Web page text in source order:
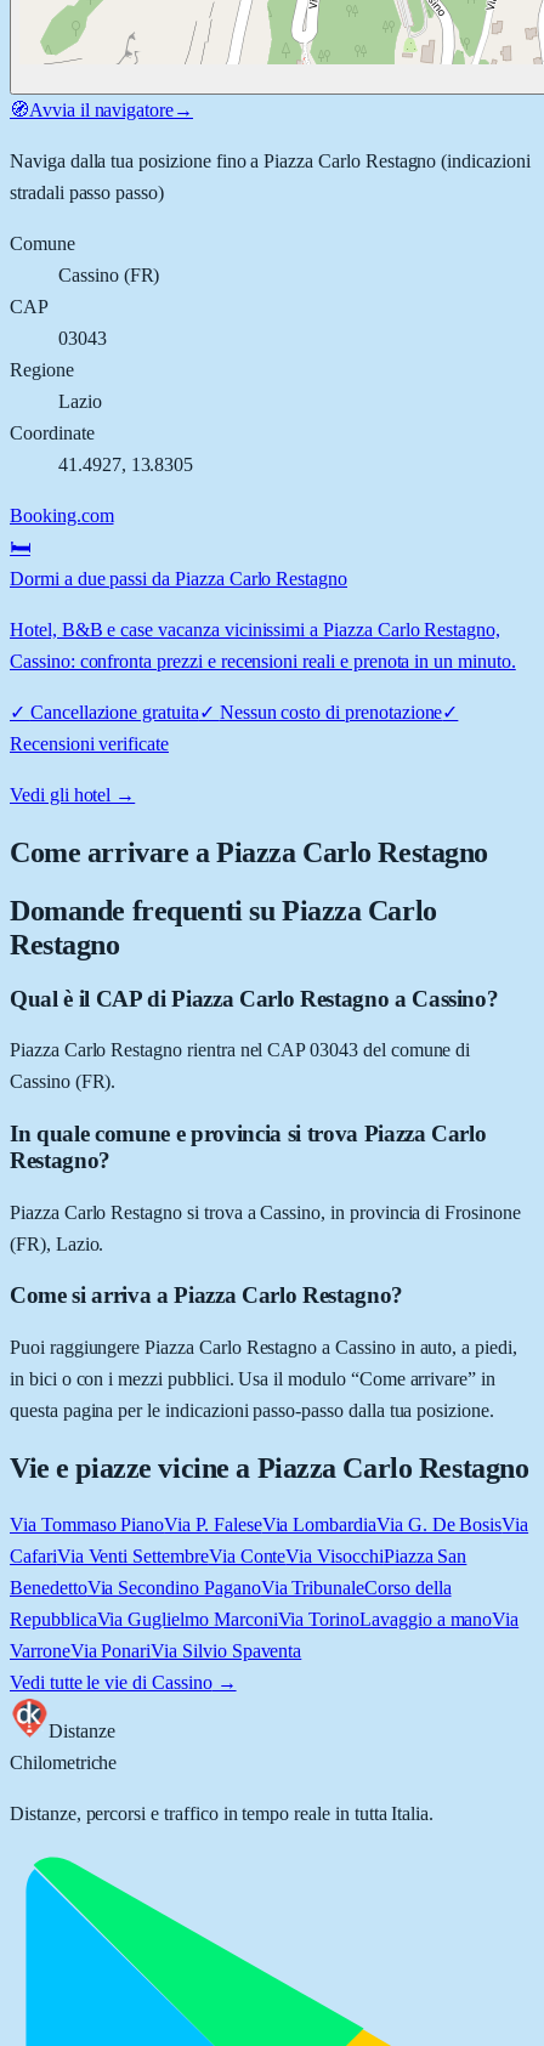
🧭Avvia il navigatore→
Naviga dalla tua posizione fino aPiazza Carlo Restagno (indicazioni
stradali passo passo)
Comune
Cassino(FR)
CAP
03043
Regione
Lazio
Coordinate
41.4927, 13.8305
Booking.com
🛏️
Dormi a due passi da Piazza Carlo Restagno
Hotel, B&B e case vacanza vicinissimi a Piazza Carlo Restagno,
Cassino: confronta prezzi e recensioni reali e prenota in un minuto.
✓ Cancellazione gratuita✓ Nessun costo di prenotazione✓
Recensioni verificate
Vedi gli hotel →
Come arrivare aPiazza Carlo Restagno
Domande frequenti su Piazza Carlo
Restagno
Qual è il CAP di Piazza Carlo Restagno a Cassino?
Piazza Carlo Restagno rientra nel CAP 03043 del comune di
Cassino (FR).
In quale comune e provincia si trova Piazza Carlo
Restagno?
Piazza Carlo Restagno si trova a Cassino, in provincia di Frosinone
(FR), Lazio.
Come si arriva a Piazza Carlo Restagno?
Puoi raggiungere Piazza Carlo Restagno a Cassino in auto, a piedi,
in bici o con i mezzi pubblici. Usa il modulo “Come arrivare” in
questa pagina per le indicazioni passo-passo dalla tua posizione.
Vie e piazze vicine a Piazza Carlo Restagno
Via Tommaso PianoVia P. FaleseVia LombardiaVia G. De BosisVia
CafariVia Venti SettembreVia ConteVia VisocchiPiazza San
BenedettoVia Secondino PaganoVia TribunaleCorso della
RepubblicaVia Guglielmo MarconiVia TorinoLavaggio a manoVia
VarroneVia PonariVia Silvio Spaventa
Vedi tutte le vie di Cassino→
Distanze
Chilometriche
Distanze, percorsi e traffico in tempo reale in tutta Italia.